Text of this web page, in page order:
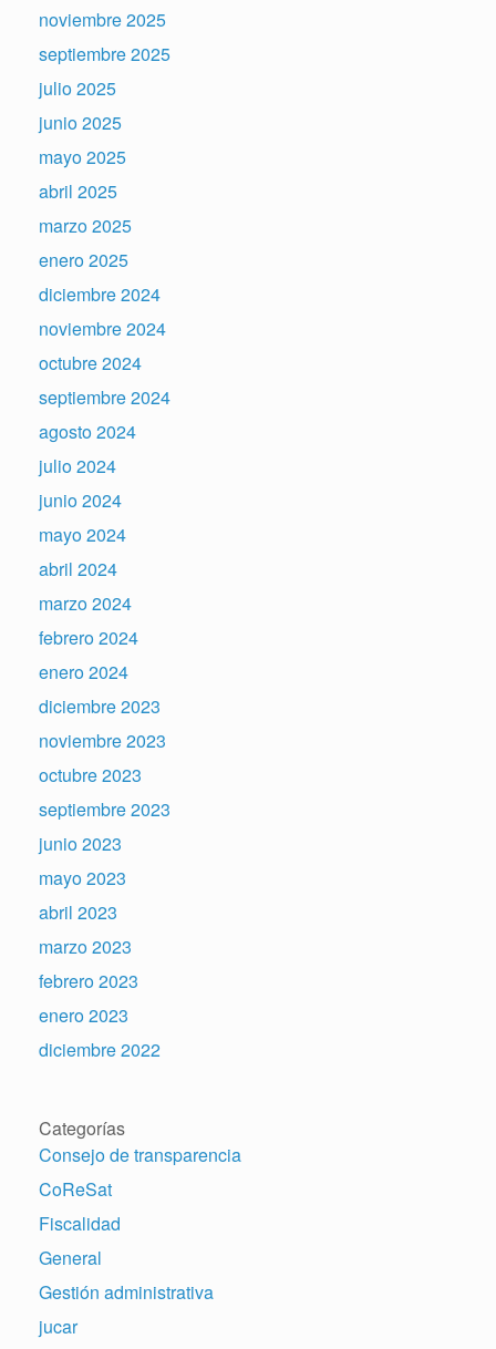
noviembre 2025
septiembre 2025
julio 2025
junio 2025
mayo 2025
abril 2025
marzo 2025
enero 2025
diciembre 2024
noviembre 2024
octubre 2024
septiembre 2024
agosto 2024
julio 2024
junio 2024
mayo 2024
abril 2024
marzo 2024
febrero 2024
enero 2024
diciembre 2023
noviembre 2023
octubre 2023
septiembre 2023
junio 2023
mayo 2023
abril 2023
marzo 2023
febrero 2023
enero 2023
diciembre 2022
Categorías
Consejo de transparencia
CoReSat
Fiscalidad
General
Gestión administrativa
jucar